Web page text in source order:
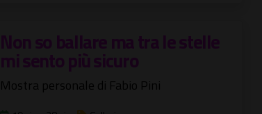
Non so ballare ma tra le stelle
mi sento più sicuro
Mostra personale di Fabio Pini